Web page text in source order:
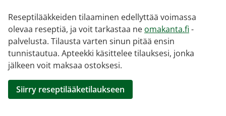
Reseptilääkkeiden tilaaminen edellyttää voimassa
olevaa reseptiä, ja voit tarkastaa ne omakanta.fi -
palvelusta. Tilausta varten sinun pitää ensin
tunnistautua. Apteekki käsittelee tilauksesi, jonka
jälkeen voit maksaa ostoksesi.
Siirry reseptilääketilaukseen